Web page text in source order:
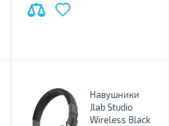
Навушники
Jlab Studio
Wireless Black